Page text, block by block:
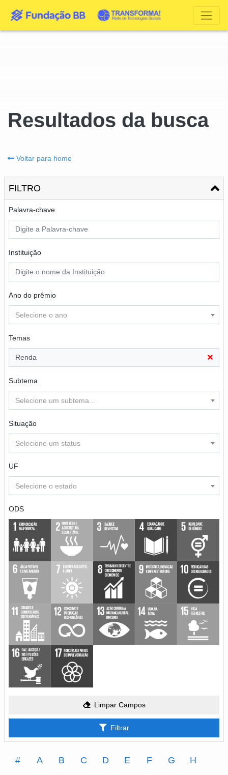
Resultados da busca
Voltar para home
FILTRO
Palavra-chave
Instituição
Ano do prêmio
Selecione o ano
Temas
Renda
Subtema
Selecione um subtema...
Situação
Selecione um status
UF
Selecione o estado
ODS
Limpar Campos
Filtrar
# A B C D E F G
H